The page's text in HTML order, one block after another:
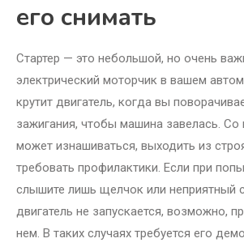
его снимать
Стартер — это небольшой, но очень
электрический моторчик в вашем
крутит двигатель, когда вы
зажигания, чтобы машина завелась. Со
может изнашиваться, выходить из
требовать профилактики. Если при
слышите лишь щелчок или неприятный
двигатель не запускается, возможно,
нем. В таких случаях требуется его